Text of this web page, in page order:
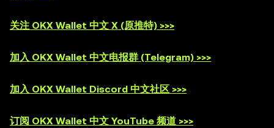
关注 OKX Wallet 中文 X (原推特) >>>
加入 OKX Wallet 中文电报群 (Telegram) >>>
加入 OKX Wallet Discord 中文社区 >>>
订阅 OKX Wallet 中文 YouTube 频道 >>>